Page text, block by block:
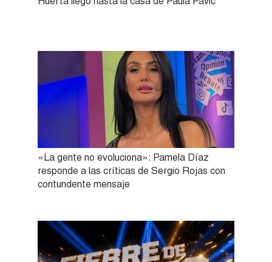
«La gente no evoluciona»: Pamela Díaz
responde a las críticas de Sergio Rojas con
contundente mensaje